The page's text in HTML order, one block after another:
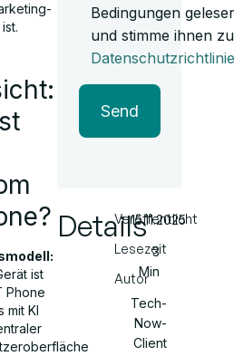
ist
Phone
mit KI
Bedingungen
und stimme ihnen
Datenschutzrichtlinie
Send
DetailsVeröffentlicht
Lesezeit
Autor
15.11.2025
3
Min
Tech-
Now-
Client